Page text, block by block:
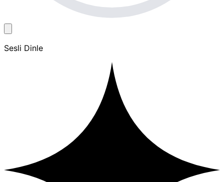
Sesli Dinle